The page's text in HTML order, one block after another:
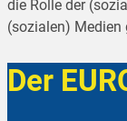
die Rolle der
(sozialen)
Der